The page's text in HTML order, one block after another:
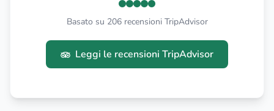
Basato su 206 recensioni TripAdvisor
Leggi le recensioni TripAdvisor